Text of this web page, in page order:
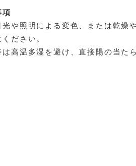
光や照明による変色、または乾
ださい。
は高温多湿を避け、直接陽の当た